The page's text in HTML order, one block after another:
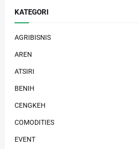
KATEGORI
AGRIBISNIS
AREN
ATSIRI
BENIH
CENGKEH
COMODITIES
EVENT